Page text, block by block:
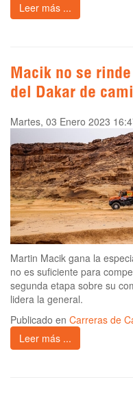
Leer más ...
Macik no se
del Dakar de
Martes, 03 Enero 2023
Martin Macik gana la
no es suficiente para
segunda etapa sobre su
lidera la general.
Publicado en Carreras de
Leer más ...